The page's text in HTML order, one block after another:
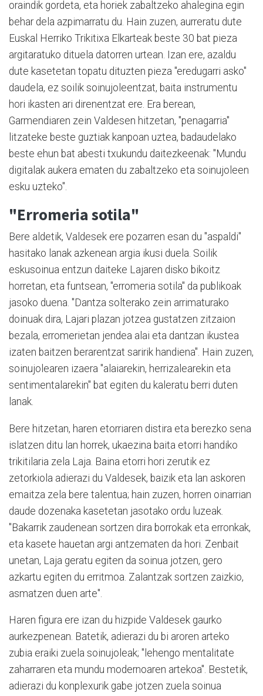
oraindik gordeta, eta horiek zabaltzeko ahalegina egin
behar dela azpimarratu du. Hain zuzen, aurreratu dute
Euskal Herriko Trikitixa Elkarteak beste 30 bat pieza
argitaratuko dituela datorren urtean. Izan ere, azaldu
dute kasetetan topatu dituzten pieza "eredugarri asko"
daudela, ez soilik soinujoleentzat, baita instrumentu
hori ikasten ari direnentzat ere. Era berean,
Garmendiaren zein Valdesen hitzetan, "penagarria"
litzateke beste guztiak kanpoan uztea, badaudelako
beste ehun bat abesti txukundu daitezkeenak: "Mundu
digitalak aukera ematen du zabaltzeko eta soinujoleen
esku uzteko".
"Erromeria sotila"
Bere aldetik, Valdesek ere pozarren esan du "aspaldi"
hasitako lanak azkenean argia ikusi duela. Soilik
eskusoinua entzun daiteke Lajaren disko bikoitz
horretan, eta funtsean, "erromeria sotila" da publikoak
jasoko duena. "Dantza solterako zein arrimaturako
doinuak dira, Lajari plazan jotzea gustatzen zitzaion
bezala, erromerietan jendea alai eta dantzan ikustea
izaten baitzen berarentzat saririk handiena". Hain zuzen,
soinujolearen izaera "alaiarekin, herrizalearekin eta
sentimentalarekin" bat egiten du kaleratu berri duten
lanak.
Bere hitzetan, haren etorriaren distira eta berezko sena
islatzen ditu lan horrek, ukaezina baita etorri handiko
trikitilaria zela Laja. Baina etorri hori zerutik ez
zetorkiola adierazi du Valdesek, baizik eta lan askoren
emaitza zela bere talentua; hain zuzen, horren oinarrian
daude dozenaka kasetetan jasotako ordu luzeak.
"Bakarrik zaudenean sortzen dira borrokak eta erronkak,
eta kasete hauetan argi antzematen da hori. Zenbait
unetan, Laja geratu egiten da soinua jotzen, gero
azkartu egiten du erritmoa. Zalantzak sortzen zaizkio,
asmatzen duen arte".
Haren figura ere izan du hizpide Valdesek gaurko
aurkezpenean. Batetik, adierazi du bi aroren arteko
zubia eraiki zuela soinujoleak; "lehengo mentalitate
zaharraren eta mundu modernoaren artekoa". Bestetik,
adierazi du konplexurik gabe jotzen zuela soinua